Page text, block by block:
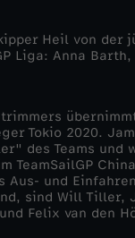
Heil von der
Liga: Anna
Tokio 2020.
des Teams und
TeamSailGP
Aus- und
sind Will Tiller,
Felix van den